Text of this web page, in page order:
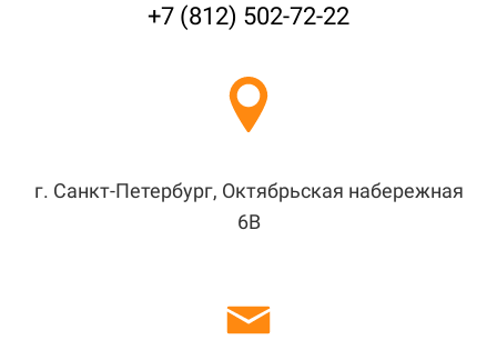
+7 (812) 502-72-22
г. Санкт-Петербург, Октябрьская набережная
6В